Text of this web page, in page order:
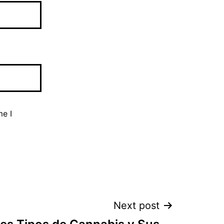
I
Next post